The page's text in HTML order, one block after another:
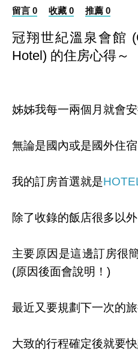
留言 0 收藏 0 推薦 0
冠翔世紀溫泉會館
Hotel) 的住房心得～
姊姊我每一兩個月就會
無論是國內或是國外住宿
我的訂房首選就是
除了收錄的飯店很多以外
主要原因是這邊訂房很
(原因後面會說明！)
最近又要規劃下一次的
大致的行程確定後就要